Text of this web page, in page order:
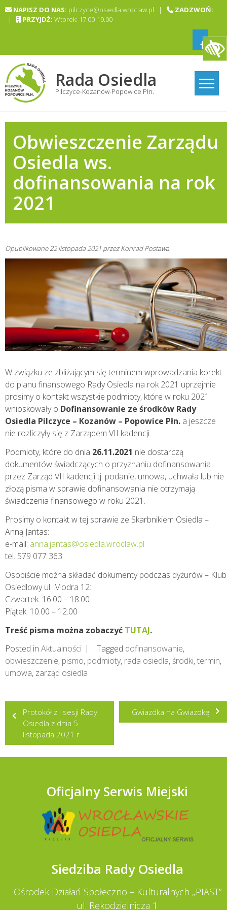
Skip NAPISZ DO NAS: pilczyce@osiedla.wroclaw.pl |
ZADZWOŃ:
|
PRZYJDŹ: Wtorek: 17.00-19.00
Rada Osiedla
Pilczyce-Kozanów-Popowice Płn.
Obwieszczenie Zarządu
Osiedla ws.
dofinansowania na rok
2021
Opublikowane22 listopada 2021 przezKonrad Postawa
W związku ze zbliżającym się terminem wprowadzania korekt
do planu finansowego Rady Osiedla na rok 2021 uprzejmie
prosimy o kontakt wszystkie podmioty, które w roku 2021
wnioskowały o Dofinansowanie ze środków Rady
Osiedla Pilczyce – Kozanów – Popowice Płn. a jeszcze
nie rozliczyły się z Zarządem VII kadencji.
Podmioty, które do dnia 26.11.2021 nie dostarczą
dokumentów świadczących o przyznaniu dofinansowania
przez Zarząd VII kadencji tj. podanie, umowa, uchwała lub nie
złożą pisma w sprawie dofinansowania nie otrzymają
świadczenia finansowego w roku 2021.
Prosimy o kontakt w tej sprawie ze Skarbnikiem Osiedla –
Anną Jantas:
e-mail: anna.jantas@osiedla.wroclaw.pl
tel. 579 077 363
Osobiście można składać dokumenty podczas dyżurów – Klub
Osiedlowy ul. Modra 12:
Czwartek: 16.00 – 18.00
Piątek: 10.00 – 12.00
Treść pisma można zobaczyć TUTAJ.
Posted in Aktualności Tagged dofinansowanie,
obwieszczenie, pismo, podmioty, rada osiedla,środki,termin,
umowa, zarząd osiedla
Nawigacja
wpisu
Protokół z I sesji Rady
Osiedla z dnia 5
listopada 2021 r.
Gwiazdka na Gwiazdkę
Oficjalny Serwis Miejski
Siedziba Rady Osiedla
Ośrodek Działań Społeczno – Kulturalnych „PIAST”
ul. Rękodzielnicza 1